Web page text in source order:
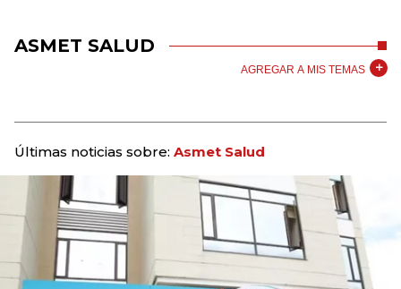
ASMET SALUD
AGREGAR A MIS TEMAS
Últimas noticias sobre: Asmet Salud